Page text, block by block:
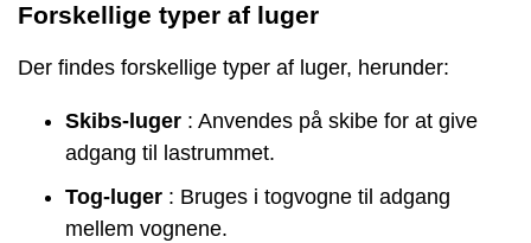
Forskellige typer af luger
Der findes forskellige typer af luger, herunder:
Skibs-luger : Anvendes på skibe for at give
adgang til lastrummet.
Tog-luger : Bruges i togvogne til adgang
mellem vognene.